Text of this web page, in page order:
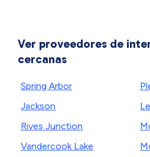
Ver proveedores de
cercanas
Spring Arbor
Jackson
Rives Junction
Vandercook Lake